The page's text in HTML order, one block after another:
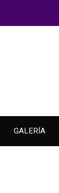
GALERÍA